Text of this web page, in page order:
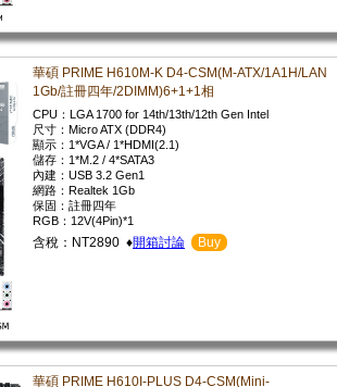
華碩 PRIME H610M-K D4-CSM(M-ATX/1A1H/LAN
1Gb/註冊四年/2DIMM)6+1+1相
CPU：LGA 1700 for 14th/13th/12th Gen Intel
尺寸：Micro ATX (DDR4)
顯示：1*VGA / 1*HDMI(2.1)
儲存：1*M.2 / 4*SATA3
內建：USB 3.2 Gen1
網路：Realtek 1Gb
保固：註冊四年
RGB：12V(4Pin)*1
含稅：NT2890 ♦開箱討論 Buy
華碩 PRIME H610I-PLUS D4-CSM(Mini-